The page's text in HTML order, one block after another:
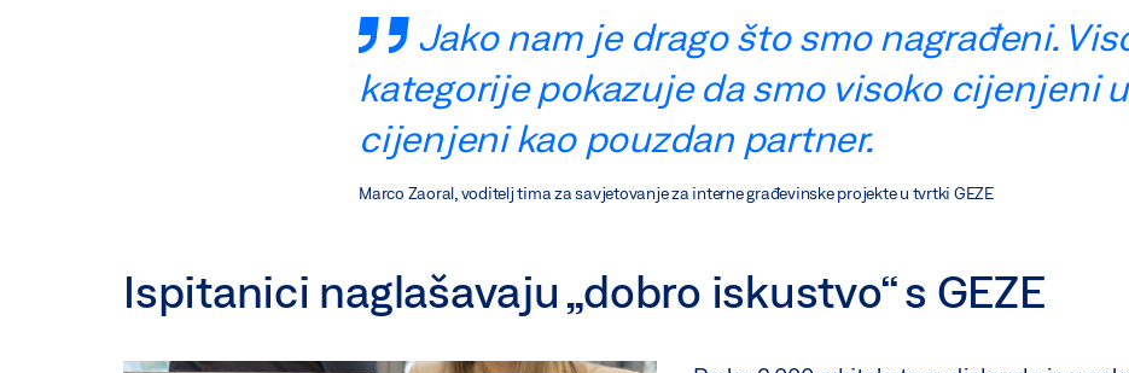
Jako nam je drago što smo nagrađeni.
kategorije pokazuje da smo visoko cijenjeni
cijenjeni kao pouzdan partner.
Marco Zaoral, voditelj tima za savjetovanje za interne građevinske projekte u tvrtki GEZE
Ispitanici naglašavaju „dobro iskustvo“ s GEZE